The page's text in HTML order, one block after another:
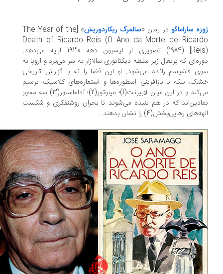
ساراماگودر رمان « سالمرگ ریکاردوریش
» [The Year of the
Death of Ricardo Reis (O Ano da Morte de
Reis)] (1984) تصویری از لیسبون دهه 1930 ارایه می‌دهد.
که پرتغال زیر سلطه دیکتاتوری سالازار به سر می‌برد و اروپا به
فاشیسم رانده می‌شود. او این فضا را نه با گزارش تاریخی
بلکه با بازآفرینی اسطوره‌ها و استعاره‌های کلاسیک ترسیم
می‌کند و در این میان لابیرنت(1)؛ مینوتور(2)؛ آداماستور(3) سه محور
که در هم تنیده می‌شوند تا بحران روشنفکری و شکست
رهایی‌بخش(4) را نشان بدهند .